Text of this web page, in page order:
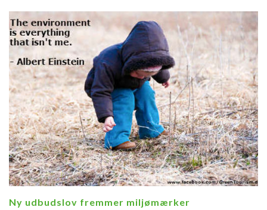
Ny udbudslov fremmer miljømærker